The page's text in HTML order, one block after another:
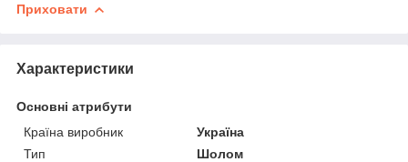
Приховати
Характеристики
Основні атрибути
Країна виробник
Україна
Тип
Шолом